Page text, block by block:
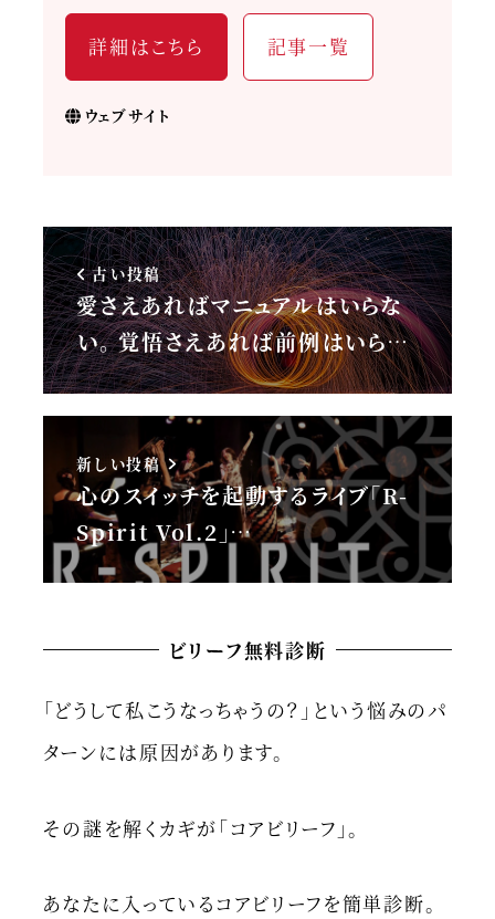
詳細はこちら 記事一覧
ウェブサイト
古い投稿
愛さえあればマニュアルはいらな
い。 覚悟さえあれば前例はいら…
新しい投稿
心のスイッチを起動するライブ「R-
Spirit Vol.2」…
ビリーフ無料診断
「どうして私こうなっちゃうの？」という悩みのパ
ターンには原因があります。
その謎を解くカギが「コアビリーフ」。
あなたに入っているコアビリーフを簡単診断。